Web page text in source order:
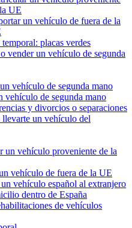
UE
un vehículo de fuera de la
placas verdes
vender un vehículo de segunda
vehículo de segunda mano
vehículo de segunda mano
y divorcios o separaciones
llevarte un vehículo del
un vehículo proveniente de la
vehículo de fuera de la UE
vehículo español al extranjero
dentro de España
de vehículos